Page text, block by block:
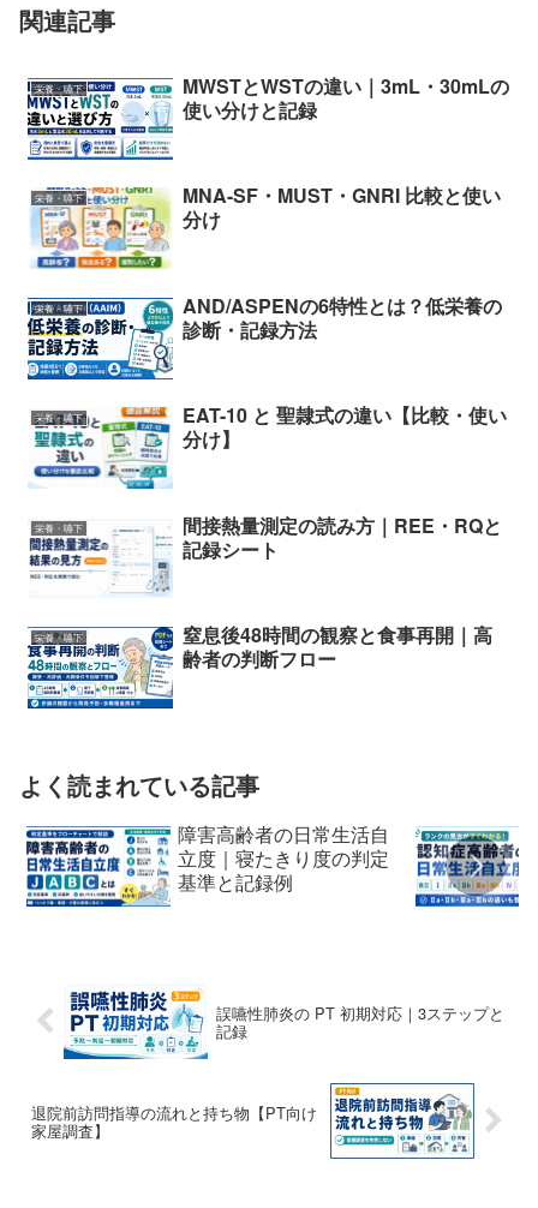
関連記事
栄養・嚥下
MWSTとWSTの違い｜3mL・30mLの
使い分けと記録
栄養・嚥下
MNA-SF・MUST・GNRI 比較と使い
分け
栄養・嚥下
AND/ASPENの6特性とは？低栄養の
診断・記録方法
栄養・嚥下
EAT-10 と 聖隷式の違い【比較・使い
分け】
栄養・嚥下
間接熱量測定の読み方｜REE・RQと
記録シート
栄養・嚥下
窒息後48時間の観察と食事再開｜高
齢者の判断フロー
よく読まれている記事
障害高齢者の日常生活自
立度｜寝たきり度の判定
基準と記録例
誤嚥性肺炎の PT 初期対応｜3ステップと
記録
退院前訪問指導の流れと持ち物【PT向け
家屋調査】